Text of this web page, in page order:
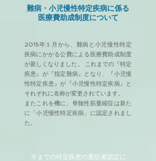
難病・小児慢性特定疾病に係る
医療費助成制度について
2015年１月から、難病と小児慢性特定
疾病にかかる公費による医療費助成制度
が新しくなりました。 これまでの『特定
疾患』が『指定難病』となり、『小児慢
性特定疾患』が『小児慢性特定疾病』と
それぞれに名称が変更されています。
またこれを機に、脊髄性筋萎縮症は新た
に「小児慢性特定疾病」に認定されまし
た。
今までの特定疾患の重症者認定に